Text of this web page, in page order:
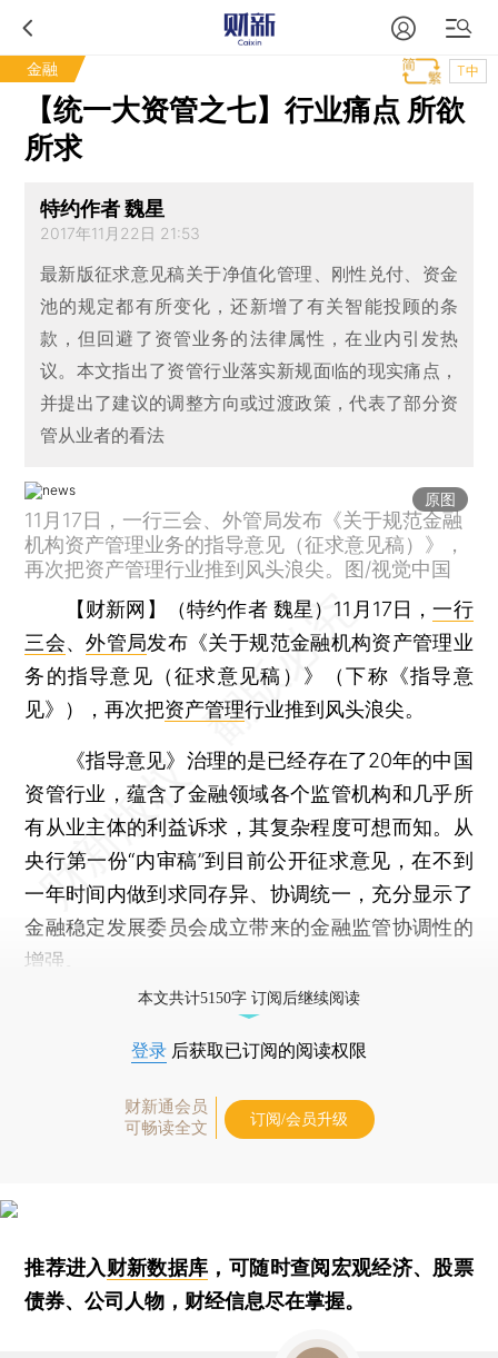
金融 T中
【统一大资管之七】行业痛点 所欲
所求
特约作者 魏星
2017年11月22日 21:53
最新版征求意见稿关于净值化管理、刚性兑付、资金
池的规定都有所变化，还新增了有关智能投顾的条
款，但回避了资管业务的法律属性，在业内引发热
议。本文指出了资管行业落实新规面临的现实痛点，
并提出了建议的调整方向或过渡政策，代表了部分资
管从业者的看法
原图
11月17日，一行三会、外管局发布《关于规范金融
机构资产管理业务的指导意见（征求意见稿）》，
再次把资产管理行业推到风头浪尖。图/视觉中国
【财新网】（特约作者 魏星） 11月17日，一行
三会、外管局发布《关于规范金融机构资产管理业
务的指导意见（征求意见稿）》（下称《指导意
见》），再次把资产管理行业推到风头浪尖。
《指导意见》治理的是已经存在了20年的中国
资管行业，蕴含了金融领域各个监管机构和几乎所
有从业主体的利益诉求，其复杂程度可想而知。从
央行第一份“内审稿”到目前公开征求意见，在不到
一年时间内做到求同存异、协调统一，充分显示了
金融稳定发展委员会成立带来的金融监管协调性的
增强。
本文共计5150字 订阅后继续阅读
登录 后获取已订阅的阅读权限
财新通会员
可畅读全文
订阅/会员升级
推荐进入财新数据库 ，可随时查阅宏观经济、股票
债券、公司人物，财经信息尽在掌握。